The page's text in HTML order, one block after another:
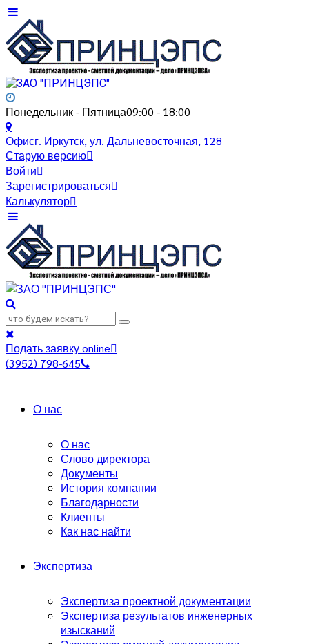
Понедельник - Пятница09:00 - 18:00
Офисг. Иркутск, ул. Дальневосточная, 128
Старую версию
Войти
Зарегистрироваться
Калькулятор
Подать заявку online
(3952) 798-645
О нас
О нас
Слово директора
Документы
История компании
Благодарности
Клиенты
Как нас найти
Экспертиза
Экспертиза проектной документации
Экспертиза результатов инженерных
изысканий